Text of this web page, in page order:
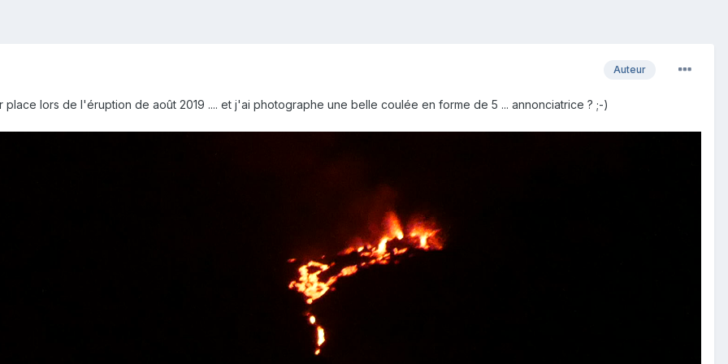
Auteur
place lors de l'éruption de août 2019 .... et j'ai photographe une belle coulée en forme de 5 ... annonciatrice ? ;-)